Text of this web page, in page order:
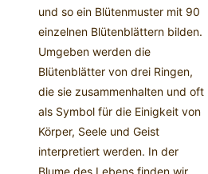
und so ein Blütenmuster mit 90
einzelnen Blütenblättern bilden.
Umgeben werden die
Blütenblätter von drei Ringen,
die sie zusammenhalten und oft
als Symbol für die Einigkeit von
Körper, Seele und Geist
interpretiert werden. In der
Blume des Lebens finden wir